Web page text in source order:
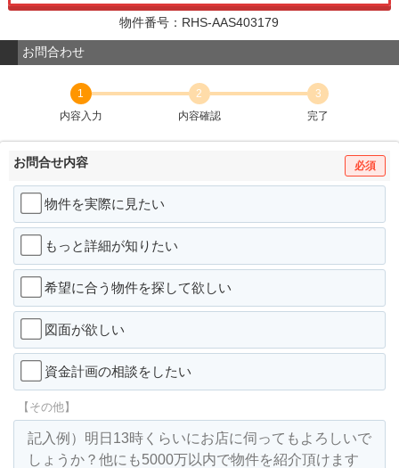
物件番号：RHS-AAS403179
お問合わせ
1
内容入力
2
内容確認
3
完了
お問合せ内容 必須
物件を実際に見たい
もっと詳細が知りたい
希望に合う物件を探して欲しい
図面が欲しい
資金計画の相談をしたい
【その他】